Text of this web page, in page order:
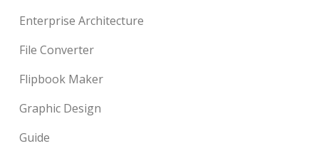
Enterprise Architecture
File Converter
Flipbook Maker
Graphic Design
Guide